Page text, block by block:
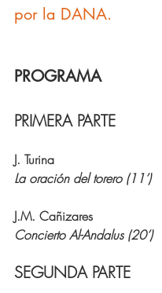
por la DANA.
PROGRAMA
PRIMERA PARTE
⁠J. Turina
La oración del torero (11’)
⁠J.M. Cañizares
Concierto Al-Andalus (20’)
SEGUNDA PARTE